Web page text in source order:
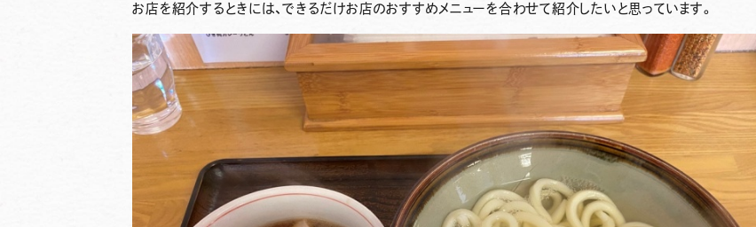
お店を紹介するときには、できるだけお店のおすすめメニューを合わせて紹介したいと思っています。